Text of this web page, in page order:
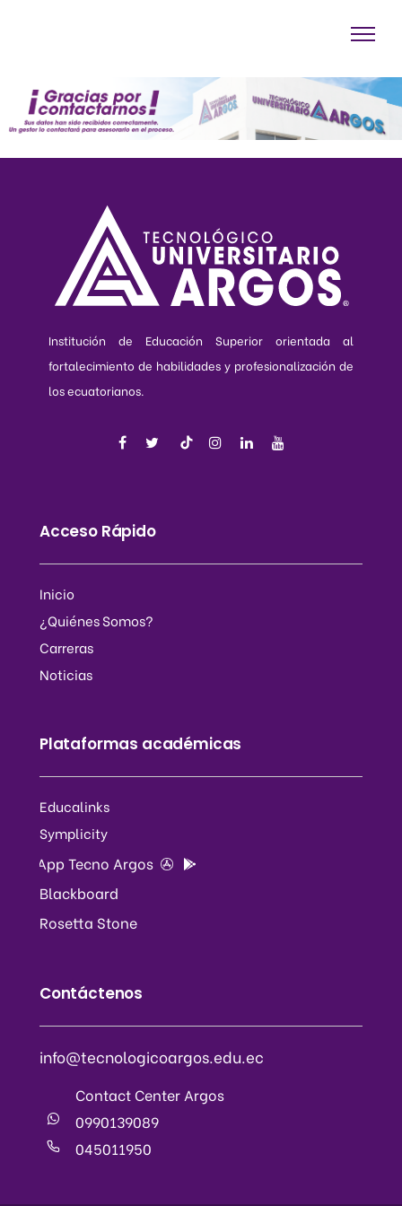
Institución de Educación Superior orientada al
fortalecimiento de habilidades y profesionalización de
los ecuatorianos.
Acceso Rápido
Inicio
¿Quiénes Somos?
Carreras
Noticias
Plataformas académicas
Educalinks
Symplicity
App Tecno Argos
Blackboard
Rosetta Stone
Contáctenos
info@tecnologicoargos.edu.ec
Contact Center Argos
0990139089
045011950